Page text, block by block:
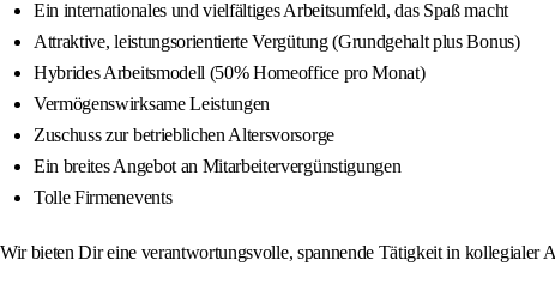
Ein internationales und vielfältiges Arbeitsumfeld, das Spaß macht
Attraktive, leistungsorientierte Vergütung (Grundgehalt plus Bonus)
Hybrides Arbeitsmodell (50% Homeoffice pro Monat)
Vermögenswirksame Leistungen
Zuschuss zur betrieblichen Altersvorsorge
Ein breites Angebot an Mitarbeitervergünstigungen
Tolle Firmenevents
Wir bieten Dir eine verantwortungsvolle, spannende Tätigkeit in